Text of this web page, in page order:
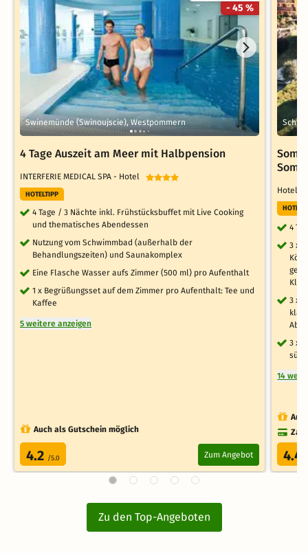
- 45 %
Swinemünde (Swinoujscie), Westpommern
4 Tage Auszeit am Meer mit Halbpension
INTERFERIE MEDICAL SPA - Hotel
HOTELTIPP
4 Tage / 3 Nächte inkl. Frühstücksbuffet mit Live Cooking
und thematisches Abendessen
Nutzung vom Schwimmbad (außerhalb der
Behandlungszeiten) und Saunakomplex
Eine Flasche Wasser aufs Zimmer (500 ml) pro Aufenthalt
1 x Begrüßungsset auf dem Zimmer pro Aufenthalt: Tee und
Kaffee
5 weitere anzeigen
Auch als Gutschein möglich
4.2 /5.0 Zum Angebot
Hotel
4
3 x
3 x
3 x
14
4.4
Zu den Top-Angeboten